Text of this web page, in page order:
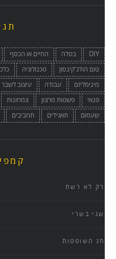
DIY בטלה החיים או הכסף
טום הודג'קינסון
טכנולוגיה
מינימליזם
עבודה עיצוב לשבר
פנאי
פשטות מרצון צמחונות
שעמום
תאגידים תחביבים
רק לא רשת
שני בשרי
חג השוטטות